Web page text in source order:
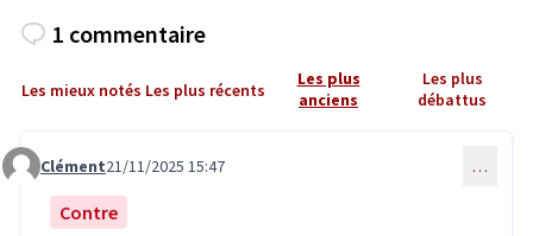
1 commentaire
Les mieux notés Les plus récents
Les plus
anciens
Les plus
débattus
Commentaire 7856
Clément21/11/2025 15:47 …
Contre